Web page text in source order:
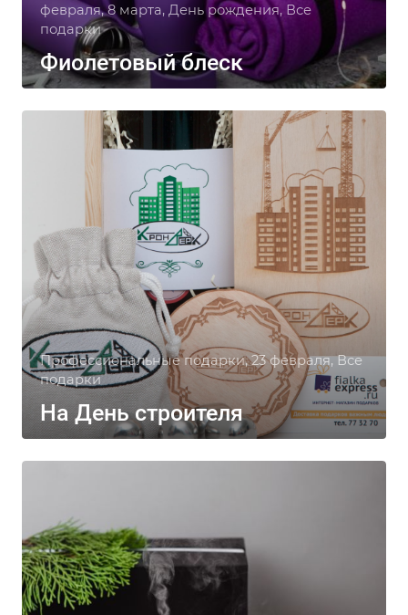
февраля, 8 марта, День рождения, Все
подарки
Фиолетовый блеск
Профессиональные подарки, 23 февраля, Все
подарки
На День строителя